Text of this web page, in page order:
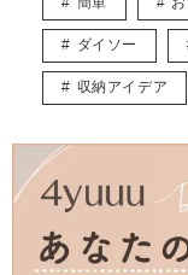
（本人のレベルも追い
ここから趣味を広げる
いです。
こんな方におすすめ♡
● DIYに興味があるけ
● 子育て中に新しい趣
● 木が好き
● 安くでも可愛く作り
チャンネル登録はこち
ダイソー
収納アイデア